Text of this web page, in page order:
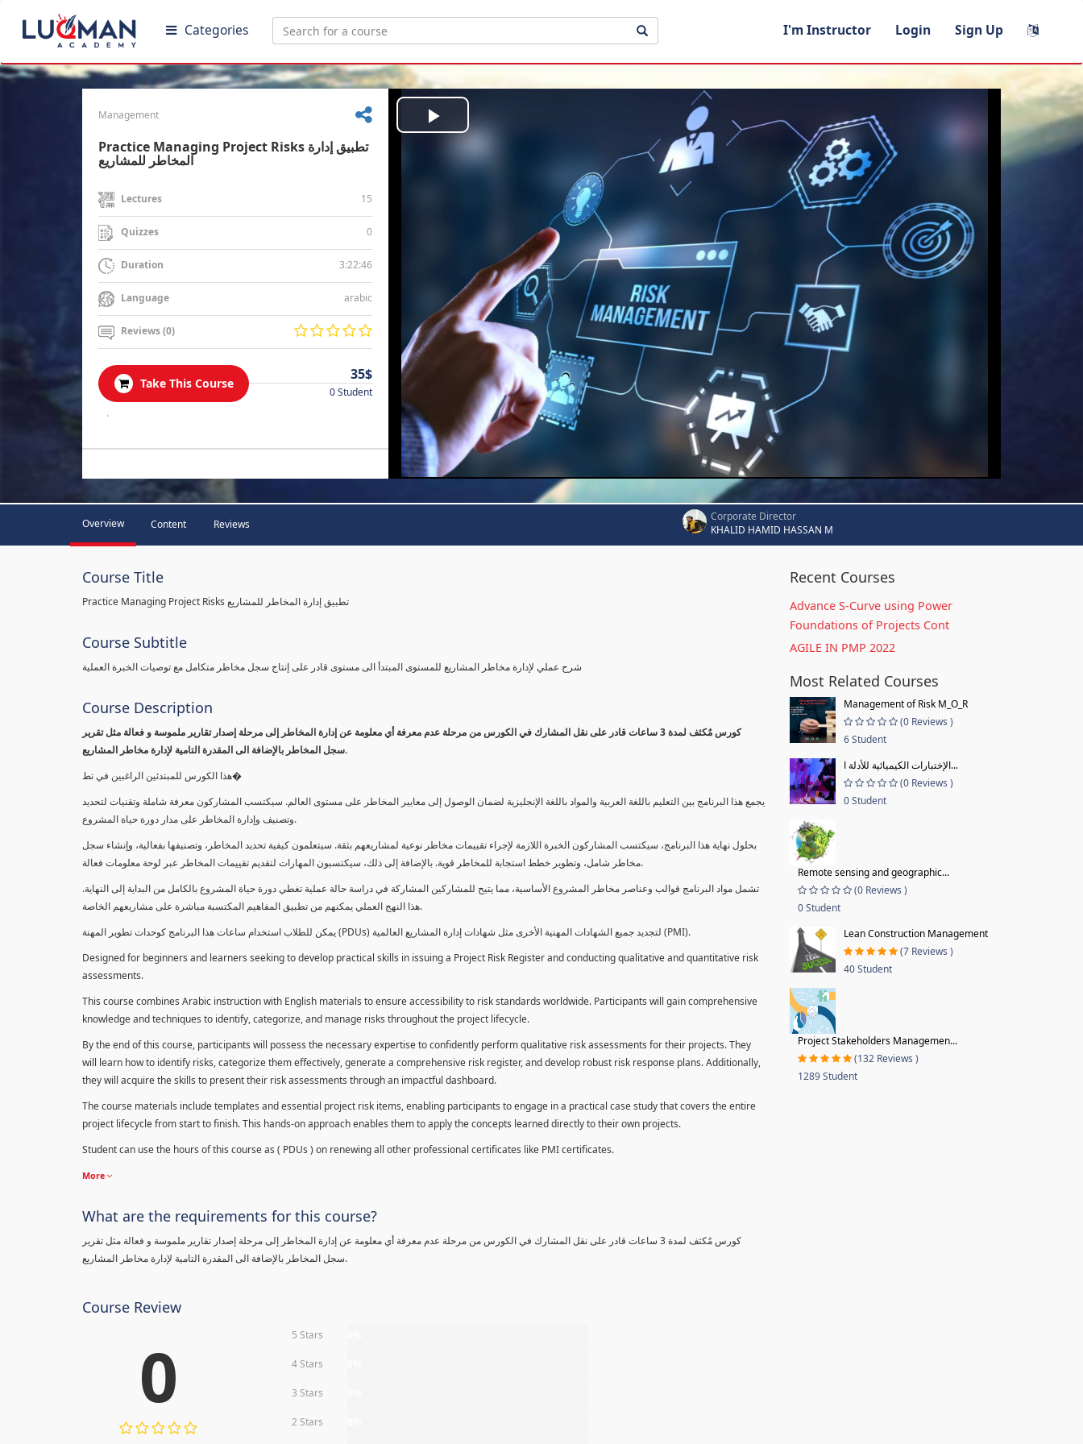
Categories I'm Instructor Login Sign Up
Management
Practice Managing Project Risks تطبيق إدارة
المخاطر للمشاريع
Lectures 15
Quizzes 0
Duration 3:22:46
Language arabic
Reviews (0)
Take This Course
35$
0 Student
.
Play
Video
Overview Content Reviews
Corporate Director
KHALID HAMID HASSAN M
Course Title
Practice Managing Project Risks تطبيق إدارة المخاطر للمشاريع
Course Subtitle
شرح عملي لإدارة مخاطر المشاريع للمستوى المبتدأ الى مستوى قادر على إنتاج سجل مخاطر متكامل مع توصيات الخبرة العملية
Course Description
كورس مٌكثف لمدة 3 ساعات قادر على نقل المشارك في الكورس من مرحلة عدم معرفة أي معلومة عن إدارة المخاطر إلى مرحلة إصدار تقارير ملموسة و فعالة مثل تقرير
سجل المخاطر بالإضافة الى المقدرة التامية لإدارة مخاطر المشاريع.
هذا الكورس للمبتدئين الراغبين في تط�
يجمع هذا البرنامج بين التعليم باللغة العربية والمواد باللغة الإنجليزية لضمان الوصول إلى معايير المخاطر على مستوى العالم. سيكتسب المشاركون معرفة شاملة وتقنيات لتحديد
وتصنيف وإدارة المخاطر على مدار دورة حياة المشروع.
بحلول نهاية هذا البرنامج، سيكتسب المشاركون الخبرة اللازمة لإجراء تقييمات مخاطر نوعية لمشاريعهم بثقة. سيتعلمون كيفية تحديد المخاطر، وتصنيفها بفعالية، وإنشاء سجل
مخاطر شامل، وتطوير خطط استجابة للمخاطر قوية. بالإضافة إلى ذلك، سيكتسبون المهارات لتقديم تقييمات المخاطر عبر لوحة معلومات فعالة.
تشمل مواد البرنامج قوالب وعناصر مخاطر المشروع الأساسية، مما يتيح للمشاركين المشاركة في دراسة حالة عملية تغطي دورة حياة المشروع بالكامل من البداية إلى النهاية.
هذا النهج العملي يمكنهم من تطبيق المفاهيم المكتسبة مباشرة على مشاريعهم الخاصة.
يمكن للطلاب استخدام ساعات هذا البرنامج كوحدات تطوير المهنة (PDUs) لتجديد جميع الشهادات المهنية الأخرى مثل شهادات إدارة المشاريع العالمية (PMI).
Designed for beginners and learners seeking to develop practical skills in issuing a Project Risk Register and conducting qualitative and quantitative risk
assessments.
This course combines Arabic instruction with English materials to ensure accessibility to risk standards worldwide. Participants will gain comprehensive
knowledge and techniques to identify, categorize, and manage risks throughout the project lifecycle.
By the end of this course, participants will possess the necessary expertise to confidently perform qualitative risk assessments for their projects. They
will learn how to identify risks, categorize them effectively, generate a comprehensive risk register, and develop robust risk response plans. Additionally,
they will acquire the skills to present their risk assessments through an impactful dashboard.
The course materials include templates and essential project risk items, enabling participants to engage in a practical case study that covers the entire
project lifecycle from start to finish. This hands-on approach enables them to apply the concepts learned directly to their own projects.
Student can use the hours of this course as ( PDUs ) on renewing all other professional certificates like PMI certificates.
More
What are the requirements for this course?
كورس مٌكثف لمدة 3 ساعات قادر على نقل المشارك في الكورس من مرحلة عدم معرفة أي معلومة عن إدارة المخاطر إلى مرحلة إصدار تقارير ملموسة و فعالة مثل تقرير
سجل المخاطر بالإضافة الى المقدرة التامية لإدارة مخاطر المشاريع.
Course Review
0 5 Stars
4 Stars
3 Stars
2 Stars
Recent Courses
Advance S-Curve using Power
Foundations of Projects Cont
AGILE IN PMP 2022
Most Related Courses
Management of Risk M_O_R
(0 Reviews )
6 Student
الإختبارات الكيميائية للأدلة ا...
(0 Reviews )
0 Student
Remote sensing and geographic...
(0 Reviews )
0 Student
Lean Construction Management
(7 Reviews )
40 Student
Project Stakeholders Managemen...
(132 Reviews )
1289 Student